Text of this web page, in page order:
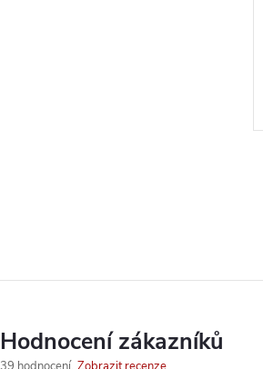
Hodnocení zákazníků